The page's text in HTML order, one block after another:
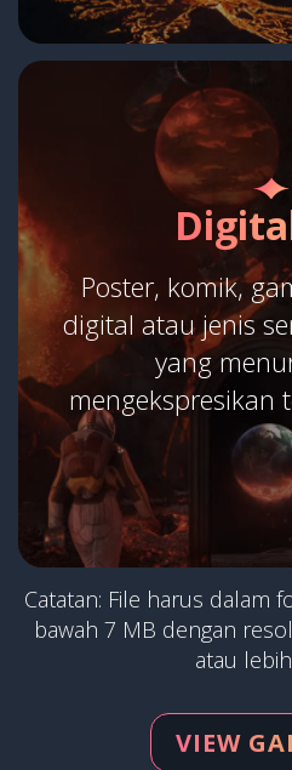
Poster, komik,
digital atau jenis
yang
mengekspresikan
Catatan: File harus dalam
bawah 7 MB dengan
atau
VIEW